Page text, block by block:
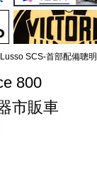
SCS-首部配備聰
800
市販車